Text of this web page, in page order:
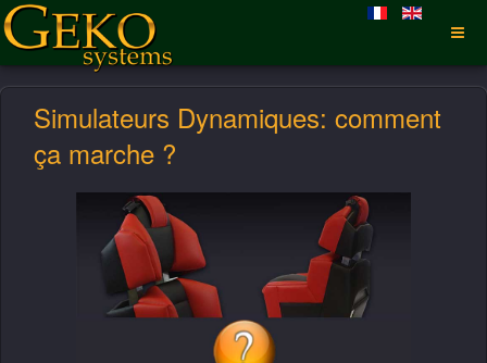
Simulateurs Dynamiques: comment
ça marche ?